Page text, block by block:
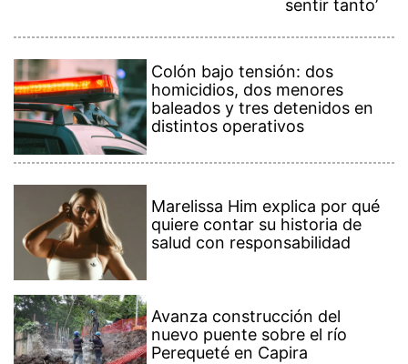
sentir tanto’
Colón bajo tensión: dos
homicidios, dos menores
baleados y tres detenidos en
distintos operativos
Marelissa Him explica por qué
quiere contar su historia de
salud con responsabilidad
Avanza construcción del
nuevo puente sobre el río
Perequeté en Capira